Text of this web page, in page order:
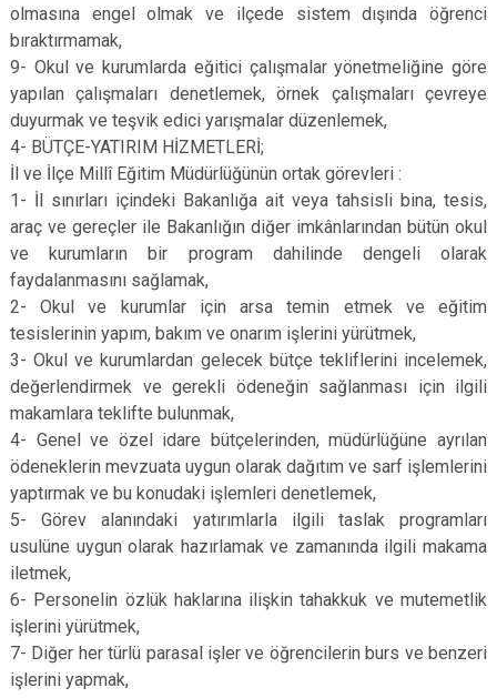
olmasına engel olmak ve ilçede sistem dışında öğrenci
bıraktırmamak,
9- Okul ve kurumlarda eğitici çalışmalar yönetmeliğine göre
yapılan çalışmaları denetlemek, örnek çalışmaları çevreye
duyurmak ve teşvik edici yarışmalar düzenlemek,
4- BÜTÇE-YATIRIM HİZMETLERİ;
İl ve İlçe Millî Eğitim Müdürlüğünün ortak görevleri :
1- İl sınırları içindeki Bakanlığa ait veya tahsisli bina, tesis,
araç ve gereçler ile Bakanlığın diğer imkânlarından bütün okul
ve kurumların bir program dahilinde dengeli olarak
faydalanmasını sağlamak,
2- Okul ve kurumlar için arsa temin etmek ve eğitim
tesislerinin yapım, bakım ve onarım işlerini yürütmek,
3- Okul ve kurumlardan gelecek bütçe tekliflerini incelemek,
değerlendirmek ve gerekli ödeneğin sağlanması için ilgili
makamlara teklifte bulunmak,
4- Genel ve özel idare bütçelerinden, müdürlüğüne ayrılan
ödeneklerin mevzuata uygun olarak dağıtım ve sarf işlemlerini
yaptırmak ve bu konudaki işlemleri denetlemek,
5- Görev alanındaki yatırımlarla ilgili taslak programları
usulüne uygun olarak hazırlamak ve zamanında ilgili makama
iletmek,
6- Personelin özlük haklarına ilişkin tahakkuk ve mutemetlik
işlerini yürütmek,
7- Diğer her türlü parasal işler ve öğrencilerin burs ve benzeri
işlerini yapmak,